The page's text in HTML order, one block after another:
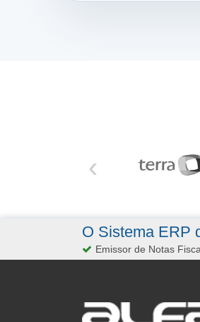
‹
O Sistema ERP
Emissor de Notas